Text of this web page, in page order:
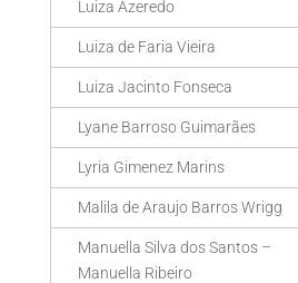
Luiza Azeredo
Luiza de Faria Vieira
Luiza Jacinto Fonseca
Lyane Barroso Guimarães
Lyria Gimenez Marins
Malila de Araujo Barros Wrigg
Manuella Silva dos Santos –
Manuella Ribeiro